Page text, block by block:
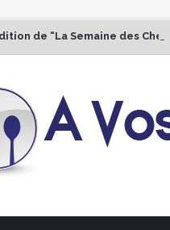
de “La Semaine des